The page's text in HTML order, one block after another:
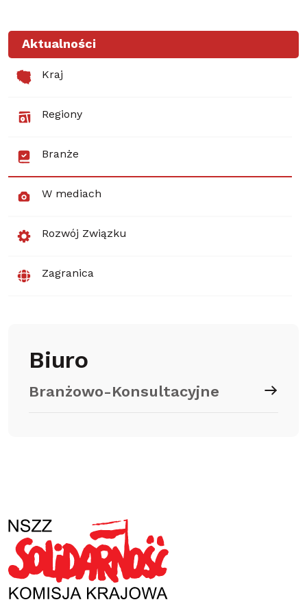
Aktualności
Kraj
Regiony
Branże
W mediach
Rozwój Związku
Zagranica
Biuro
Branżowo-Konsultacyjne